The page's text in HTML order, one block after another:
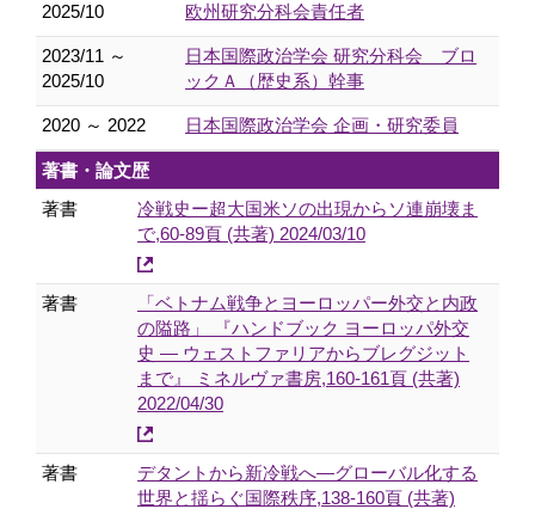
2025/10
欧州研究分科会責任者
2023/11 ～
2025/10
日本国際政治学会 研究分科会 ブロ
ックＡ（歴史系）幹事
2020 ～ 2022 日本国際政治学会 企画・研究委員
著書・論文歴
著書
冷戦史ー超大国米ソの出現からソ連崩壊ま
で,60-89頁 (共著) 2024/03/10
著書
「ベトナム戦争とヨーロッパー外交と内政
の隘路」 『ハンドブック ヨーロッパ外交
史 ― ウェストファリアからブレグジット
まで』 ミネルヴァ書房,160-161頁 (共著)
2022/04/30
著書
デタントから新冷戦へ―グローバル化する
世界と揺らぐ国際秩序,138-160頁 (共著)